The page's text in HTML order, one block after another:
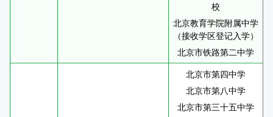
校
北京教育学院附属中学
（接收学区登记入学）
北京市铁路第二中学
北京市第四中学
北京市第八中学
北京市第三十五中学